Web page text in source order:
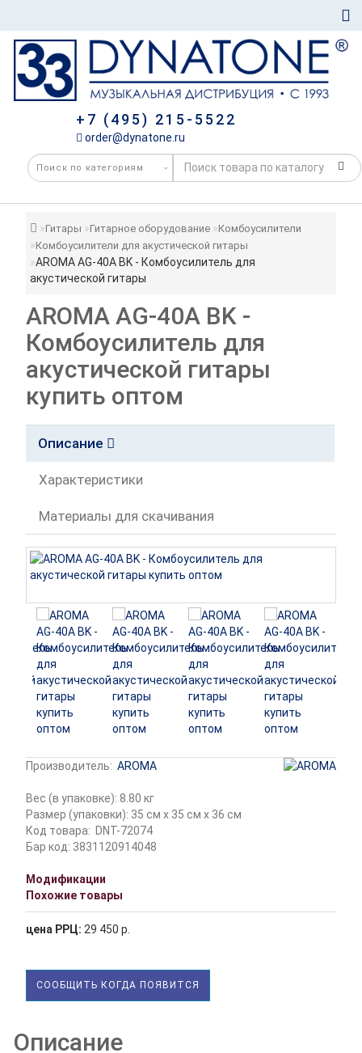
+7 (495) 215-5522
order@dynatone.ru
Гитары Гитарное оборудование
Комбоусилители
Комбоусилители для акустической гитары
AROMA AG-40A BK - Комбоусилитель для
акустической гитары
AROMA AG-40A BK -
Комбоусилитель для
акустической гитары
купить оптом
Описание
Характеристики
Материалы для скачивания
Производитель: AROMA
Вес (в упаковке): 8.80 кг
Размер (упаковки): 35 см x 35 см x 36 см
Код товара: DNT-72074
Бар код: 3831120914048
Модификации
Похожие товары
цена РРЦ: 29 450 р.
СООБЩИТЬ КОГДА ПОЯВИТСЯ
Описание